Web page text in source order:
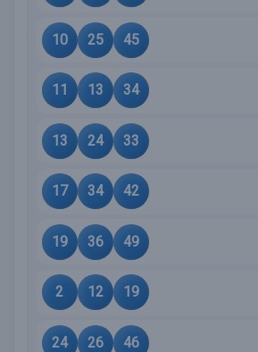
10 25 45
11 13 34
13 24 33
17 34 42
19 36 49
2 12 19
24 26 46